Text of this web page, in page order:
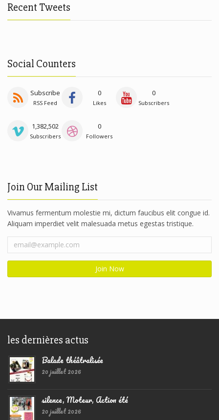
Recent Tweets
Social Counters
Subscribe
RSS Feed
0
Likes
0
Subscribers
1,382,502
Subscribers
0
Followers
Join Our Mailing List
Vivamus fermentum molestie mi, dictum faucibus elit congue id.
Aliquam imperdiet velit malesuada metus egestas tristique.
les dernières actus
Balade théâtralisée
20 juillet 2026
silence, Moteur, Action été
20 juillet 2026